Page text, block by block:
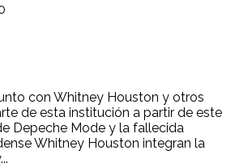
con Whitney Houston y otros
de esta institución a partir de este
Depeche Mode y la fallecida
Whitney Houston integran la